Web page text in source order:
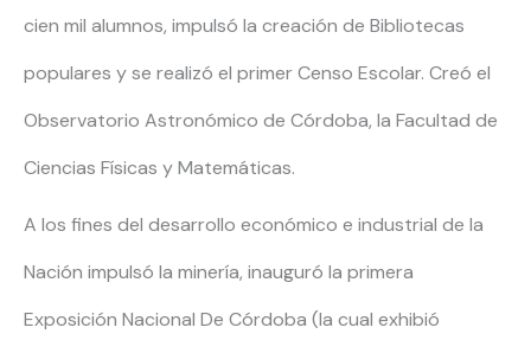
cien mil alumnos, impulsó la creación de Bibliotecas
populares y se realizó el primer Censo Escolar. Creó el
Observatorio Astronómico de Córdoba, la Facultad de
Ciencias Físicas y Matemáticas.
A los fines del desarrollo económico e industrial de la
Nación impulsó la minería, inauguró la primera
Exposición Nacional De Córdoba (la cual exhibió